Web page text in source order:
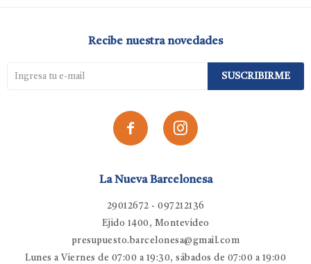
La Nueva Barcelonesa
29012672 - 097212136
Ejido 1400, Montevideo
presupuesto.barcelonesa@gmail.com
Lunes a Viernes de 07:00 a 19:30, sábados de 07:00 a 19:00
Recibe nuestra novedades
SUSCRIBIRME
 